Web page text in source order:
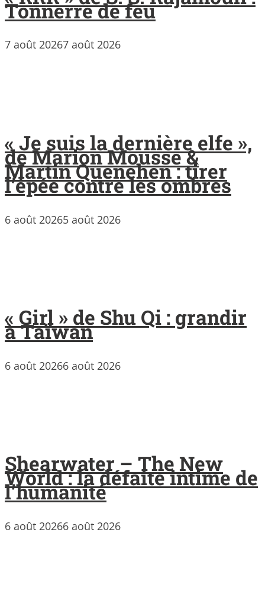
Tonnerre de feu
7 août 20267 août 2026
« Je suis la dernière elfe »,
de Marion Mousse &
Martin Quenehen : tirer
l’épée contre les ombres
6 août 20265 août 2026
« Girl » de Shu Qi : grandir
à Taïwan
6 août 20266 août 2026
Shearwater – The New
World : la défaite intime de
l’humanité
6 août 20266 août 2026